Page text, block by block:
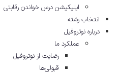
اپلیکیشن درس خواندن رقابتی
انتخاب رشته
درباره نوتروفیل
عملکرد ما
رضایت از نوتروفیل
قبولی‌ها